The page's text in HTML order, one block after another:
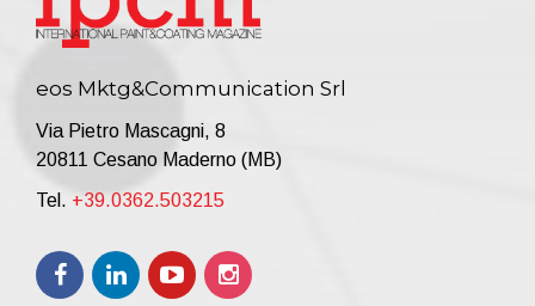
eos Mktg&Communication Srl
Via Pietro Mascagni, 8
20811 Cesano Maderno (MB)
Tel. +39.0362.503215